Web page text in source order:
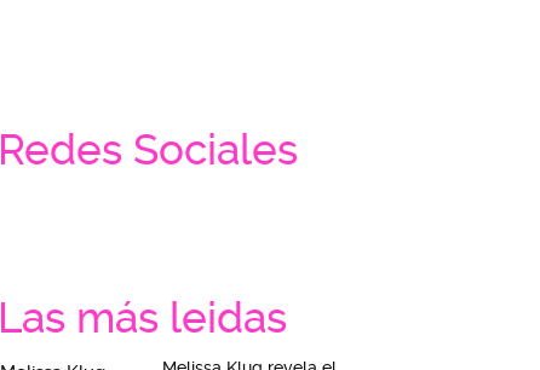
Redes Sociales
Las más leidas